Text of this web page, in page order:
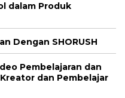
dalam Produk
Dengan SHORUSH
Pembelajaran dan
dan Pembelajar